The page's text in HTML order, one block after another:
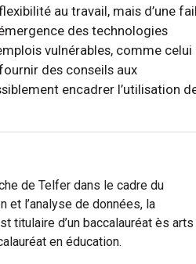
au travail, mais d’une
des technologies
vulnérables, comme celui
des conseils aux
encadrer l’utilisation
de Telfer dans le cadre du
l’analyse de données, la
titulaire d’un baccalauréat ès arts
en éducation.